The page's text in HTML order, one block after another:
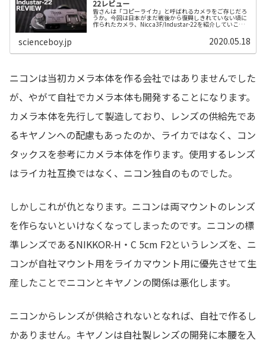
22レビュー
皆さんは「コピーライカ」と呼ばれるカメラをご存じだろ
うか。今回は日本がまだ戦後から復興しきれていない頃に
作られたカメラ、Nicca3F/Industar-22を紹介していこう
と思う。
scienceboy.jp 2020.05.18
ニコンは当初カメラ本体を作る会社ではありませんでした
が、やがて自社でカメラ本体も開発することになります。
カメラ本体を先行して製造しており、レンズの供給先であ
るキヤノンへの配慮もあったのか、ライカではなく、コン
タックスを参考にカメラ本体を作ります。使用するレンズ
はライカ社互換ではなく、ニコン独自のものでした。
しかしこれが仇となります。ニコンは両マウントのレンズ
を作らないといけなくなってしまったのです。ニコンの標
準レンズであるNIKKOR-H・C 5cm F2というレンズを、ニ
コンが自社マウント用をライカマウント用に優先させて生
産したことでニコンとキヤノンの関係は悪化します。
ニコンからレンズが供給されないとなれば、自社で作るし
かありません。キヤノンは自社製レンズの開発に本腰を入